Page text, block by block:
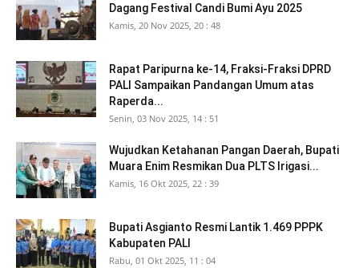
Dagang Festival Candi Bumi Ayu 2025
Kamis, 20 Nov 2025, 20 : 48
Rapat Paripurna ke-14, Fraksi-Fraksi DPRD
PALI Sampaikan Pandangan Umum atas
Raperda...
Senin, 03 Nov 2025, 14 : 51
Wujudkan Ketahanan Pangan Daerah, Bupati
Muara Enim Resmikan Dua PLTS Irigasi...
Kamis, 16 Okt 2025, 22 : 39
Bupati Asgianto Resmi Lantik 1.469 PPPK
Kabupaten PALI
Rabu, 01 Okt 2025, 11 : 04